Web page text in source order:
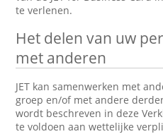
te verlenen.
Het delen van uw
met anderen
JET kan samenwerken met
groep en/of met andere
wordt beschreven in deze
te voldoen aan wettelijke